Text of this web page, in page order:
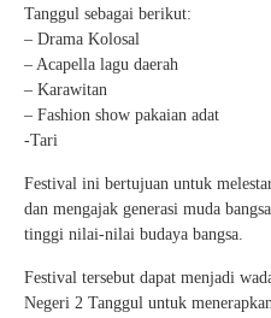
Tanggul sebagai berikut:
– Drama Kolosal
– Acapella lagu daerah
– Karawitan
– Fashion show pakaian adat
-Tari
Festival ini bertujuan untuk
dan mengajak generasi muda
tinggi nilai-nilai budaya bangsa.
Festival tersebut dapat menjadi
Negeri 2 Tanggul untuk